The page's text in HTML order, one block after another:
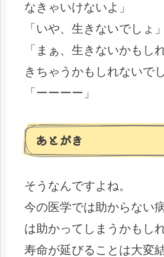
なきゃいけないよ」
「いや、生きないでしょ」
「まぁ、生きないかもし
きちゃうかもしれないでし
「ーーーー」
あとがき
そうなんですよね。
今の医学では助からない
は助かってしまうかもし
寿命が延びることは大変